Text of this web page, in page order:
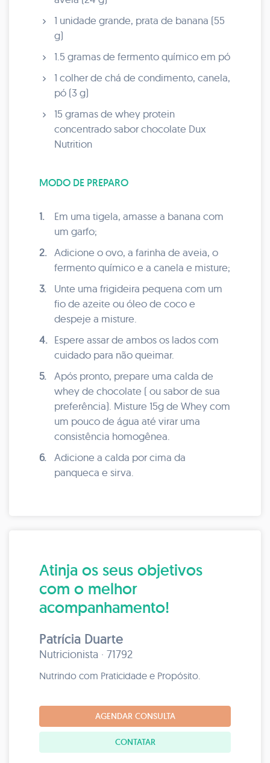
1 unidade grande, prata de banana (55
g)
1.5 gramas de fermento químico em pó
1 colher de chá de condimento, canela,
pó (3 g)
15 gramas de whey protein
concentrado sabor chocolate Dux
Nutrition
MODO DE PREPARO
1.
Em uma tigela, amasse a banana com
um garfo;
2.
Adicione o ovo, a farinha de aveia, o
fermento químico e a canela e misture;
3.
Unte uma frigideira pequena com um
fio de azeite ou óleo de coco e
despeje a misture.
4.
Espere assar de ambos os lados com
cuidado para não queimar.
5.
Após pronto, prepare uma calda de
whey de chocolate ( ou sabor de sua
preferência). Misture 15g de Whey com
um pouco de água até virar uma
consistência homogênea.
6.
Adicione a calda por cima da
panqueca e sirva.
Atinja os seus objetivos
com o melhor
acompanhamento!
Patrícia Duarte
Nutricionista · 71792
Nutrindo com Praticidade e Propósito.
AGENDAR CONSULTA
CONTATAR